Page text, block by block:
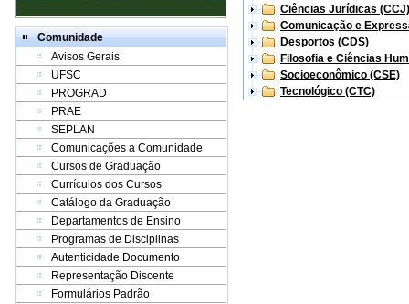
Comunidade
Avisos Gerais
UFSC
PROGRAD
PRAE
SEPLAN
Comunicações a Comunidade
Cursos de Graduação
Currículos dos Cursos
Catálogo da Graduação
Departamentos de Ensino
Programas de Disciplinas
Autenticidade Documento
Representação Discente
Formulários Padrão
Ciências Jurídicas (CCJ)
Comunicação e
Desportos (CDS)
Filosofia e Ciências
Socioeconômico (CSE)
Tecnológico (CTC)